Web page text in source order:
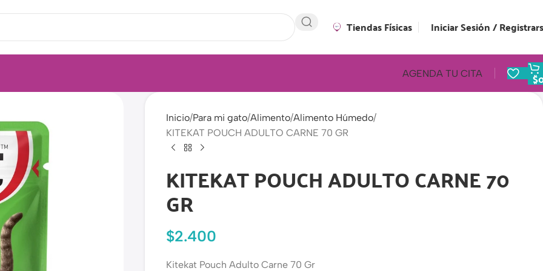
Tiendas Físicas Iniciar Sesión /
AGENDA TU CITA $
Inicio Para mi gato Alimento Alimento Húmedo
KITEKAT POUCH ADULTO CARNE 70 GR
KITEKAT POUCH ADULTO CARNE 70
GR
$2.400
Kitekat Pouch Adulto Carne 70 Gr